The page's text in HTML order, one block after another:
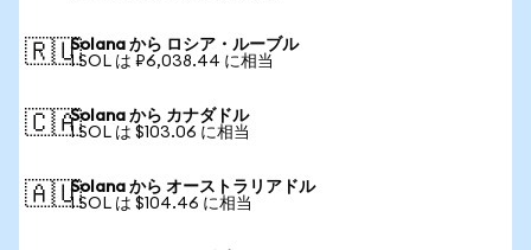
🇷🇺Solana から ロシア・ルーブル
1 SOL は ₽6,038.44 に相当
🇨🇦Solana から カナダドル
1 SOL は $103.06 に相当
🇦🇺Solana から オーストラリアドル
1 SOL は $104.46 に相当